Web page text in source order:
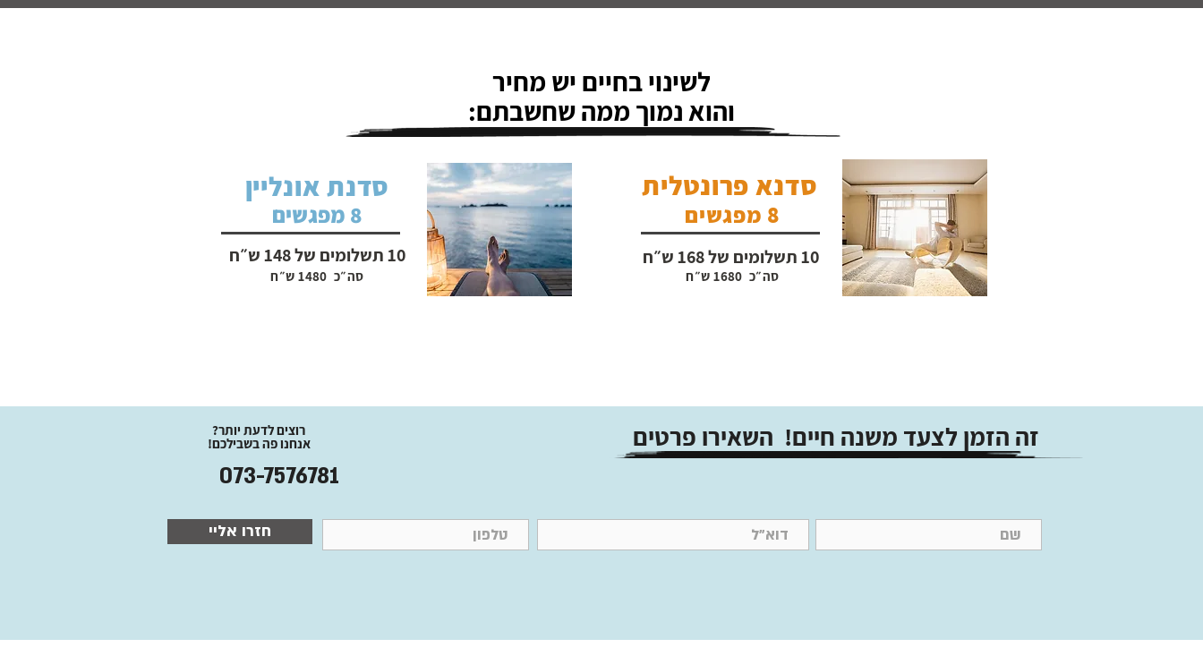
לשינוי בחיים יש מחיר
והוא נמוך ממה שחשבתם:
סדנת אונליין
8 מפגשים
10 תשלומים של 148 ש״ח
סה״כ 1480 ש״ח
סדנא פרונטלית
8 מפגשים
10 תשלומים של 168 ש״ח
סה״כ 1680 ש״ח
רוצים לדעת יותר?
אנחנו פה בשבילכם!
073-7576781
זה הזמן לצעד משנה חיים! השאירו פרטים
חזרו אליי